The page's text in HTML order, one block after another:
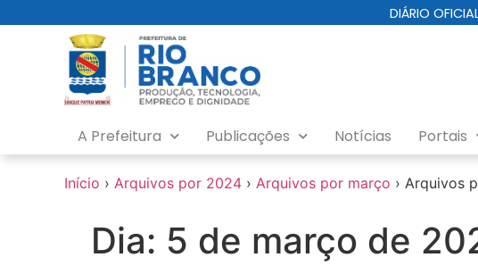
conteúdo
DIÁRIO
A Prefeitura Publicações Notícias Portais
Início › Arquivos por 2024 › Arquivos por março › Arquivos
Dia: 5 de março de